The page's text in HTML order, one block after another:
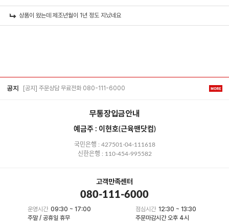
상품이 왔는데 제조년월이 1년 정도 지났네요
공지 [공지] 주문상담 무료전화 080-111-6000
무통장입금안내
예금주 : 이현호(근육맨닷컴)
국민은행 : 427501-04-111618
신한은행 : 110-454-995582
고객만족센터
080-111-6000
운영시간 09:30 ~ 17:00
주말 / 공휴일 휴무
점심시간 12:30 ~ 13:30
주문마감시간 오후 4시